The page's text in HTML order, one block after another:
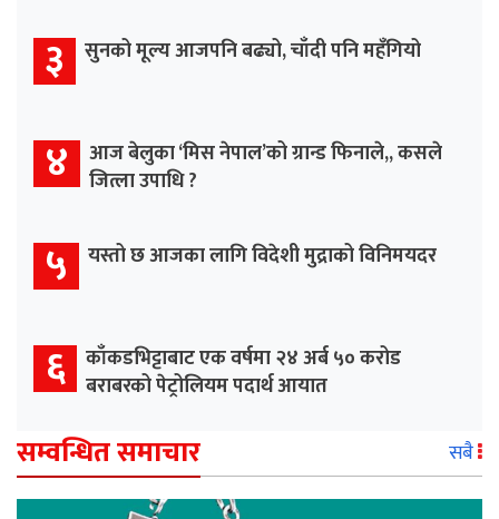
३ सुनको मूल्य आजपनि बढ्यो, चाँदी पनि महँगियो
४
आज बेलुका ‘मिस नेपाल’को ग्रान्ड फिनाले,, कसले
जित्ला उपाधि ?
५ यस्तो छ आजका लागि विदेशी मुद्राको विनिमयदर
६ काँकडभिट्टाबाट एक वर्षमा २४ अर्ब ५० करोड
बराबरको पेट्रोलियम पदार्थ आयात
सम्वन्धित समाचार सबै